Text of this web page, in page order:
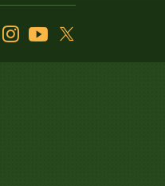
FlipboardInstagramYoutube